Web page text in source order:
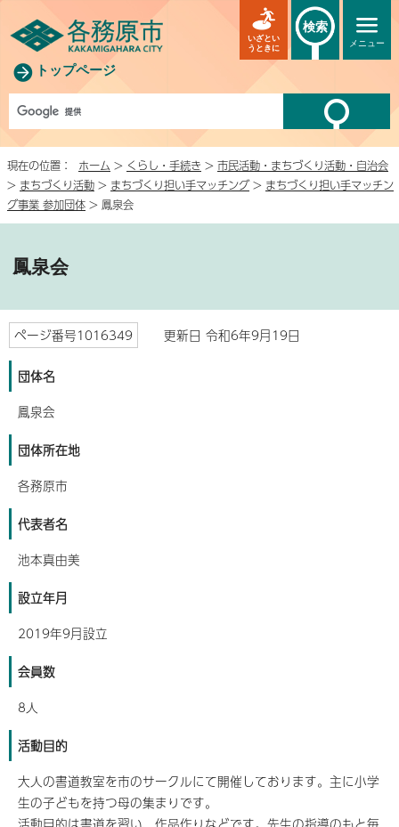
トップページ
メニュー
いざとい
うときに
検索
現在の位置： ホーム > くらし・手続き > 市民活動・まちづくり活動・自治会
> まちづくり活動 > まちづくり担い手マッチング> まちづくり担い手マッチン
グ事業 参加団体 > 鳳泉会
鳳泉会
ページ番号1016349 更新日 令和6年9月19日
団体名
鳳泉会
団体所在地
各務原市
代表者名
池本真由美
設立年月
2019年9月設立
会員数
8人
活動目的
大人の書道教室を市のサークルにて開催しております。主に小学
生の子どもを持つ母の集まりです。